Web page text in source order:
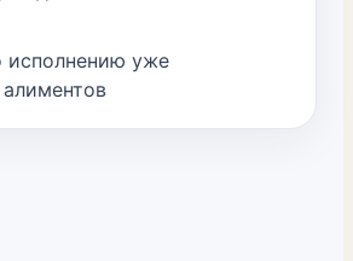
исполнению уже